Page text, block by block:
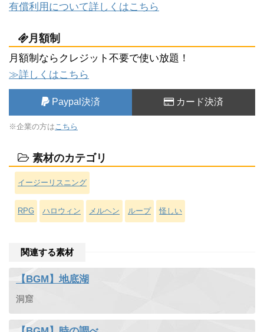
有償利用について詳しくはこちら
月額制
月額制ならクレジット不要で使い放題！
≫詳しくはこちら
Paypal決済 カード決済
※企業の方は こちら
素材のカテゴリ
イージーリスニング
RPG ハロウィン メルヘン ループ 怪しい
関連する素材
【BGM】地底湖
洞窟